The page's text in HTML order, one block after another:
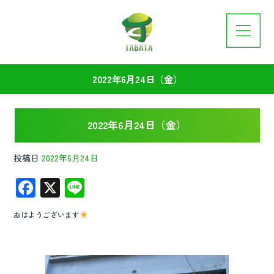
2022年6月24日（金）
2022年6月24日（金）
投稿日 2022年6月24日
F
ac
e
o
X
n
e
おはようございます